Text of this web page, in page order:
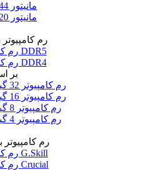
مانیتور 144 هرتز
مانیتور 120 هرتز
رم
رم کامپیوتر DDR5
رم کامپیوتر DDR4
بر
رم کامپیوتر 32 گیگابایت
رم کامپیوتر 16 گیگابایت
رم کامپیوتر 8 گیگابایت
رم کامپیوتر 4 گیگابایت
رم
رم کامپیوتر G.Skill
رم کامپیوتر Crucial